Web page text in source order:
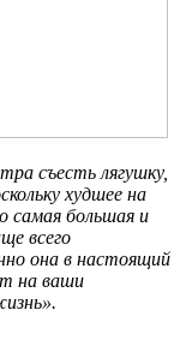
съесть лягушку,
худшее на
самая большая и
всего
она в настоящий
на ваши